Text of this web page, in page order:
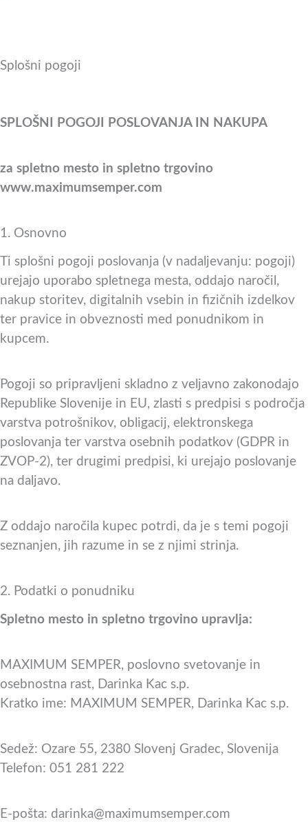
Splošni pogoji
SPLOŠNI POGOJI POSLOVANJA IN NAKUPA
za spletno mesto in spletno trgovino
www.maximumsemper.com
1. Osnovno
Ti splošni pogoji poslovanja (v nadaljevanju: pogoji)
urejajo uporabo spletnega mesta, oddajo naročil,
nakup storitev, digitalnih vsebin in fizičnih izdelkov
ter pravice in obveznosti med ponudnikom in
kupcem.
Pogoji so pripravljeni skladno z veljavno zakonodajo
Republike Slovenije in EU, zlasti s predpisi s področja
varstva potrošnikov, obligacij, elektronskega
poslovanja ter varstva osebnih podatkov (GDPR in
ZVOP-2), ter drugimi predpisi, ki urejajo poslovanje
na daljavo.
Z oddajo naročila kupec potrdi, da je s temi pogoji
seznanjen, jih razume in se z njimi strinja.
2. Podatki o ponudniku
Spletno mesto in spletno trgovino upravlja:
MAXIMUM SEMPER, poslovno svetovanje in
osebnostna rast, Darinka Kac s.p.
Kratko ime: MAXIMUM SEMPER, Darinka Kac s.p.
Sedež: Ozare 55, 2380 Slovenj Gradec, Slovenija
Telefon: 051 281 222
E-pošta: darinka@maximumsemper.com